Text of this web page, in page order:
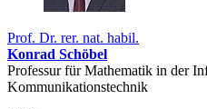
Prof. Dr. rer. nat. habil.
Konrad Schöbel
Professur für Mathematik in der
Kommunikationstechnik